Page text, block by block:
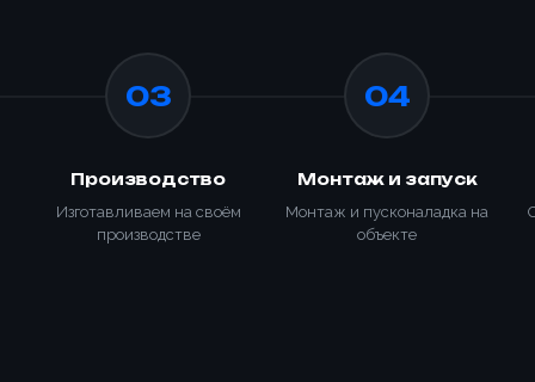
03
Производство
Изготавливаем на своём
производстве
04
Монтаж и запуск
Монтаж и пусконаладка на
объекте